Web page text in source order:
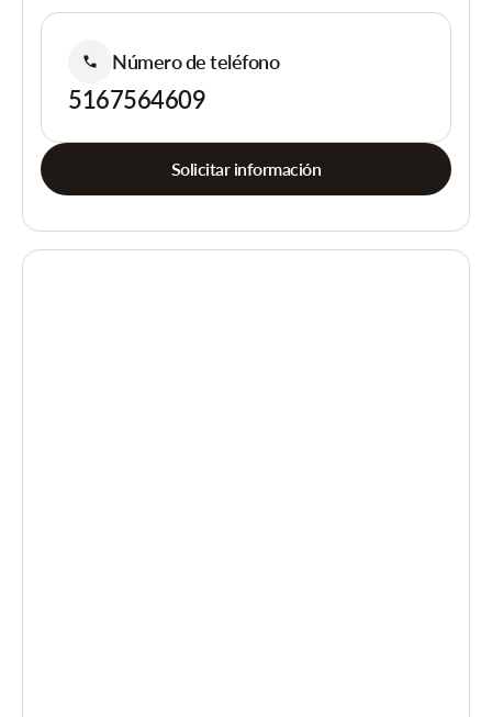
Número de teléfono
5167564609
Solicitar información